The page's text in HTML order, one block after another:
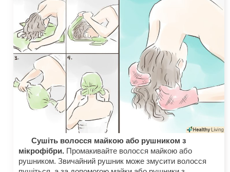
Сушіть волосся майкою або рушником з
мікрофібри. Промакивайте волосся майкою або
рушником. Звичайний рушник може змусити волосся